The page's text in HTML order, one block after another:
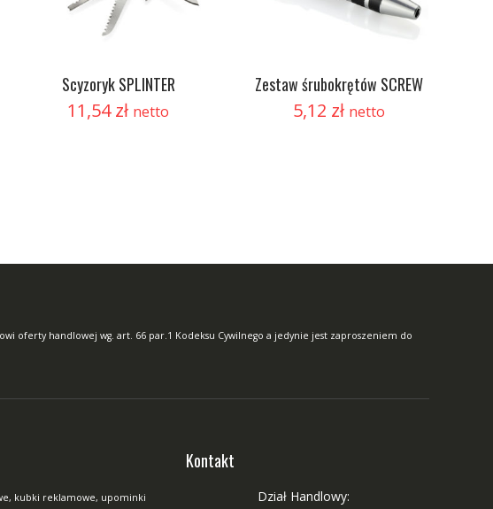
Scyzoryk SPLINTER
11,54zł netto
Zestaw śrubokrętów SCREW
5,12 zł netto
oferty handlowej wg. art. 66 par.1 Kodeksu Cywilnego a jedynie jest zaproszeniem do
kubki reklamowe, upominki
Kontakt
Dział Handlowy: